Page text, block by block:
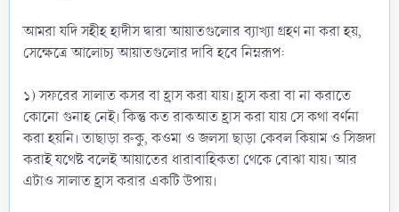
আমরা যদি সহীহ হাদীস দ্বারা আয়াতগুলোর ব্যাখ্যা গ্রহণ না করা হয়,
সেক্ষেত্রে আলোচ্য আয়াতগুলোর দাবি হবে নিম্নরূপ:
১) সফরের সালাত কসর বা হ্রাস করা যায়। হ্রাস করা বা না করাতে
কোনো গুনাহ নেই। কিন্তু কত রাকআত হ্রাস করা যায় সে কথা বর্ণনা
করা হয়নি। তাছাড়া রুকু, কওমা ও জলসা ছাড়া কেবল কিয়াম ও সিজদা
করাই যথেষ্ট বলেই আয়াতের ধারাবাহিকতা থেকে বোঝা যায়। আর
এটাও সালাত হ্রাস করার একটি উপায়।